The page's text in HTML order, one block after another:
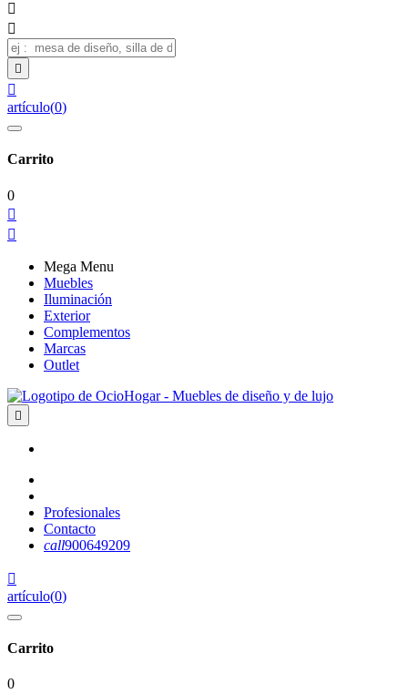




artículo(0)
Carrito
0


Mega Menu
Muebles
Iluminación
Exterior
Complementos
Marcas
Outlet

Profesionales
Contacto
call900649209

artículo(0)
Carrito
0